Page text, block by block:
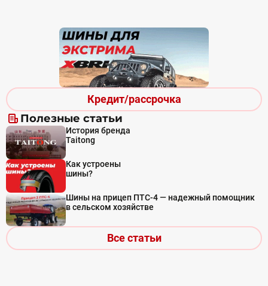
Кредит/рассрочка
Полезные статьи
История бренда
Taitong
Как устроены
шины?
Шины на прицеп ПТС-4 — надежный помощник
в сельском хозяйстве
Все статьи